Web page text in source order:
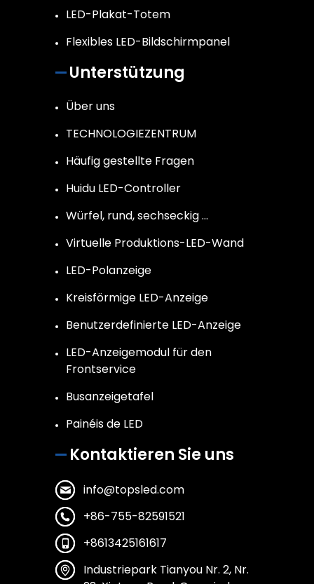
LED-Plakat-Totem
Flexibles LED-Bildschirmpanel
Unterstützung
Über uns
TECHNOLOGIEZENTRUM
Häufig gestellte Fragen
Huidu LED-Controller
Würfel, rund, sechseckig …
Virtuelle Produktions-LED-Wand
LED-Polanzeige
Kreisförmige LED-Anzeige
Benutzerdefinierte LED-Anzeige
LED-Anzeigemodul für den
Frontservice
Busanzeigetafel
Painéis de LED
Kontaktieren Sie uns
info@topsled.com
+86-755-82591521
+8613425161617
Industriepark Tianyou Nr. 2, Nr.